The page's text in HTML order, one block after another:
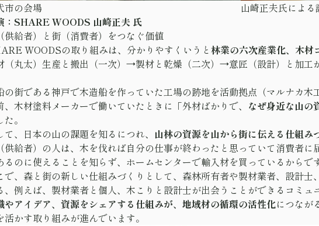
市の会場
山崎正夫氏による
：SHARE WOODS 山崎正夫 氏
供給者）と街（消費者）をつなぐ価値
WOODSの取り組みは、分かりやすくいうと林業の六次産業化、木材
（丸太）生産と搬出（一次）→製材と乾燥（二次）→意匠（設計）と加工
の街である神戸で木造船を作っていた工場の跡地を活動拠点（マルナカ木
、木材塗料メーカーで働いていたときに「外材ばかりで、 なぜ身近な山の
た。
て、日本の山の課題を知るにつれ、 山林の資源を山から街に伝える仕組み
供給者）の人は、木を伐れば自分の仕事が終わったと思っていて消費者
るのに使えることを知らず、ホームセンターで輸入材を買っているからで
で、森と街の新しい仕組みづくりとして、森林所有者や製材業者、設計
、例えば、製材業者と個人、木こりと設計士が出会うことができるコミュ
やアイデア、資源をシェアする仕組みが、地域材の循環の活性化につなが
活かす取り組みが進んでいます。